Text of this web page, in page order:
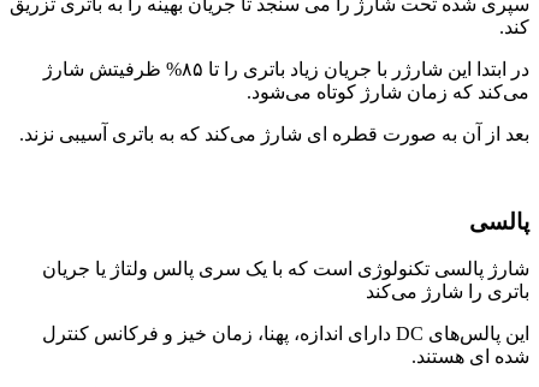
سپری شده تحت شارژ را می سنجد تا جریان بهینه را به باتری تزریق
کند.
در ابتدا این شارژر با جریان زیاد باتری را تا ۸۵% ظرفیتش شارژ
می‌کند که زمان شارژ کوتاه می‌شود.
بعد از آن به صورت قطره ای شارژ می‌کند که به باتری آسیبی نزند.
پالسی
شارژ پالسی تکنولوژی است که با یک سری پالس ولتاژ یا جریان
باتری را شارژ می‌کند
این پالس‌های DC دارای اندازه، پهنا، زمان خیز و فرکانس کنترل
شده ای هستند.